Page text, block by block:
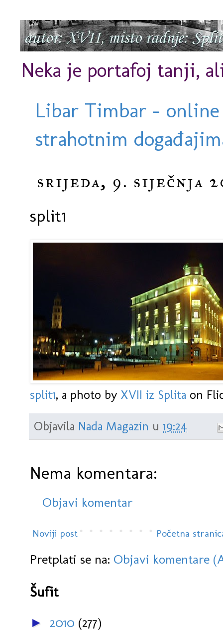
Neka je portafoj tanji,
Libar Timbar -
strahotnim
srijeda, 9. siječnja
split1
split1, a photo by XVII iz Splita on
Objavila Nada Magazin u 19:24
Nema komentara:
Objavi komentar
Noviji post Početna
Pretplati se na: Objavi komentare
Šufit
► 2010 (277)